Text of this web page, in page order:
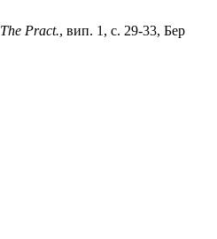
The Praсt., вип. 1, с. 29-33, Бер